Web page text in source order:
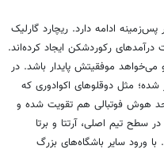
ادامه دارد. ریچارد گارلیک
رکوردشکن ایجاد کرده‌اند.
می‌خواهد موفقیتش پایدار باشد. در
مثل دوقلوهای اکوادوری که
هوش فوتبالی هم تقویت شده و
سطح تیم اصلی، آرتتا و برتا
ورود سایر باشگاه‌های بزرگ